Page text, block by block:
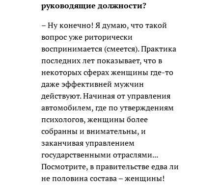
руководящие должности?
– Ну конечно! Я думаю, что такой
вопрос уже риторически
воспринимается (смеется). Практика
последних лет показывает, что в
некоторых сферах женщины где-то
даже эффективней мужчин
действуют. Начиная от управления
автомобилем, где по утверждениям
психологов, женщины более
собранны и внимательны, и
заканчивая управлением
государственными отраслями...
Посмотрите, в правительстве едва ли
не половина состава – женщины!